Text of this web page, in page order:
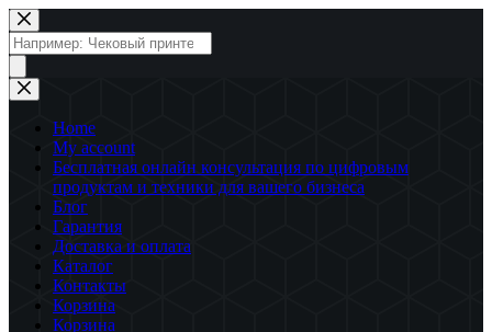
Перейти
к
сути
Поиск
товаров
Home
My account
Бесплатная онлайн консультация по цифровым
продуктам и техники для вашего бизнеса
Блог
Гарантия
Доставка и оплата
Каталог
Контакты
Корзина
Корзина